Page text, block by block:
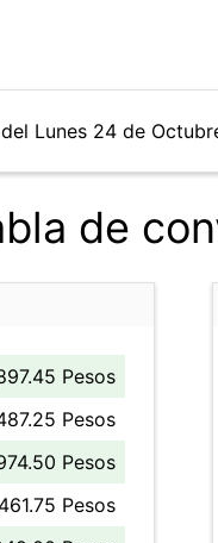
Lunes 24 de
de
Pesos
Pesos
Pesos
Pesos